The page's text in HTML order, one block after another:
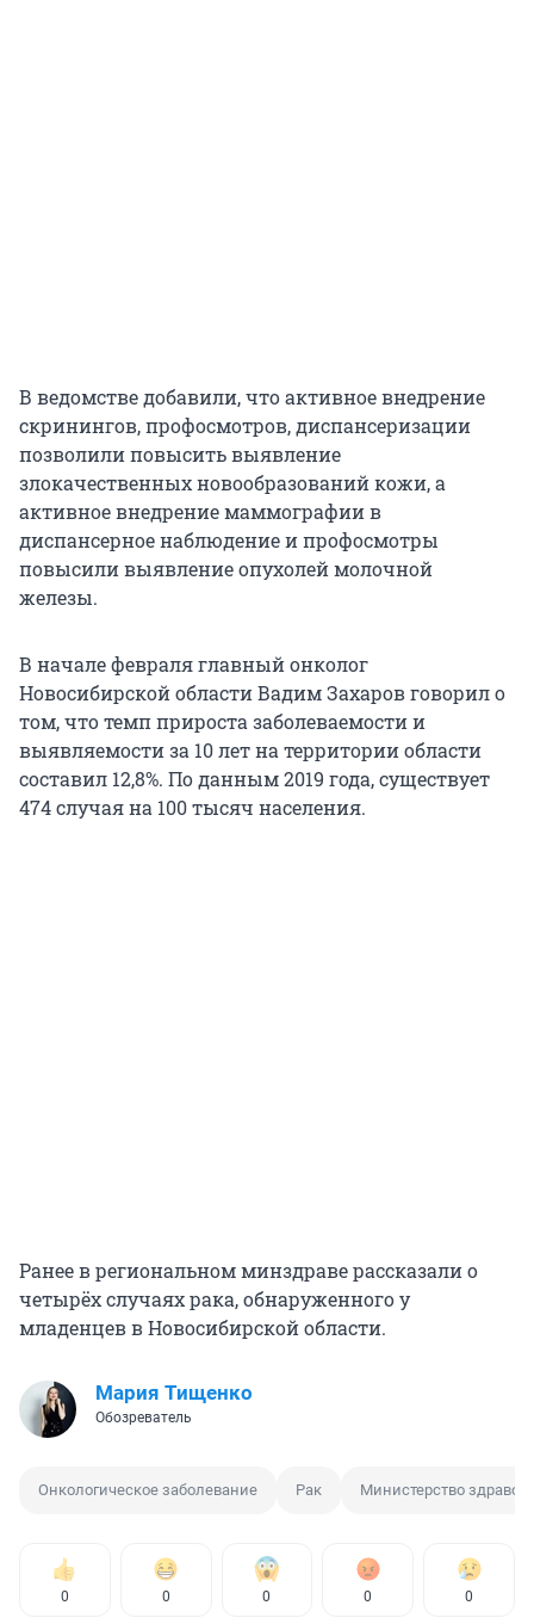
В ведомстве добавили, что активное внедрение
скринингов, профосмотров, диспансеризации
позволили повысить выявление
злокачественных новообразований кожи, а
активное внедрение маммографии в
диспансерное наблюдение и профосмотры
повысили выявление опухолей молочной
железы.
В начале февраля главный онколог
Новосибирской области Вадим Захаров говорил о
том, что темп прироста заболеваемости и
выявляемости за 10 лет на территории области
составил 12,8%. По данным 2019 года, существует
474 случая на 100 тысяч населения.
Ранее в региональном минздраве рассказали о
четырёх случаях рака, обнаруженного у
младенцев в Новосибирской области.
Мария Тищенко
Обозреватель
Онкологическое заболевание Рак Министерство
0 0 0 0 0